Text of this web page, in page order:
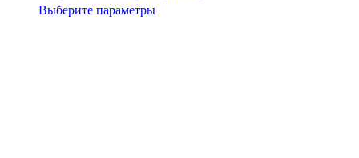
Выберите параметры